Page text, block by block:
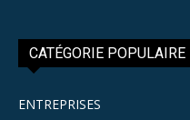
CATÉGORIE POPULAIRE
ENTREPRISES